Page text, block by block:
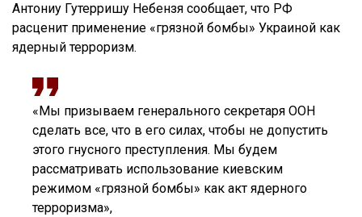
Антониу Гутерришу Небензя сообщает, что РФ
расценит применение «грязной бомбы» Украиной как
ядерный терроризм.
«Мы призываем генерального секретаря ООН
сделать все, что в его силах, чтобы не допустить
этого гнусного преступления. Мы будем
рассматривать использование киевским
режимом «грязной бомбы» как акт ядерного
терроризма»,